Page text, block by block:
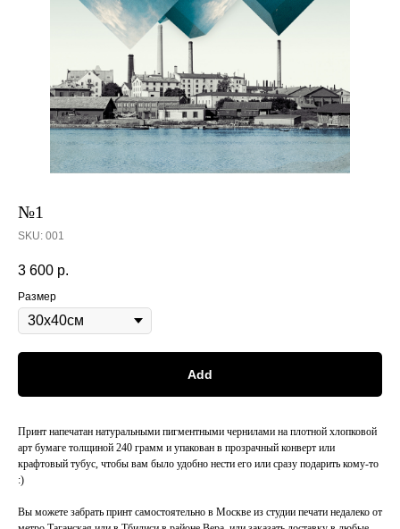
№1
SKU: 001
3 600 р.
Размер
Add
Принт напечатан натуральными пигментными чернилами на плотной хлопковой
арт бумаге толщиной 240 грамм и упакован в прозрачный конверт или
крафтовый тубус, чтобы вам было удобно нести его или сразу подарить кому-то
:)
Вы можете забрать принт самостоятельно в Москве из студии печати недалеко от